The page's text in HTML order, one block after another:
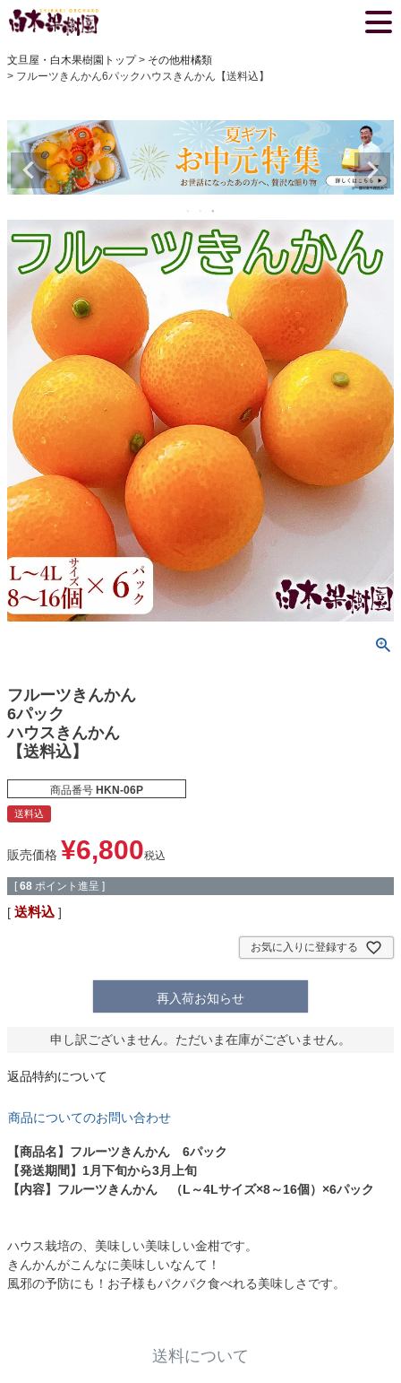
文旦屋・白木果樹園トップ
その他柑橘類
フルーツきんかん6パックハウスきんかん【送料込】
フルーツきんかん
6パック
ハウスきんかん
【送料込】
商品番号 HKN-06P
送料込
販売価格 ¥6,800税込
[ 68 ポイント進呈 ]
送料込
お気に入りに登録する
再入荷お知らせ
申し訳ございません。ただいま在庫がございません。
返品特約について
商品についてのお問い合わせ
【商品名】フルーツきんかん 6パック
【発送期間】1月下旬から3月上旬
【内容】フルーツきんかん （L～4Lサイズ×8～16個）×6パック
ハウス栽培の、美味しい美味しい金柑です。
きんかんがこんなに美味しいなんて！
風邪の予防にも！お子様もパクパク食べれる美味しさです。
送料について